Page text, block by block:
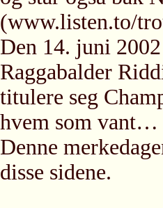
(www.listen.to/
Den 14. juni
Raggabalder
titulere seg
hvem som vant…
Denne
disse sidene.